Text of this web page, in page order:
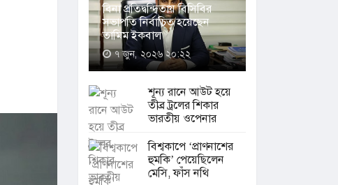
বিনা প্রতিদ্বন্দ্বিতায় বিসিবির
সভাপতি নির্বাচিত হয়েছেন
তামিম ইকবাল
৭ জুন, ২০২৬ ২০:২২
শূন্য রানে আউট হয়ে
তীব্র ট্রলের শিকার
ভারতীয় ওপেনার
বিশ্বকাপে ‘প্রাণনাশের
হুমকি’ পেয়েছিলেন
মেসি, ফাঁস নথি